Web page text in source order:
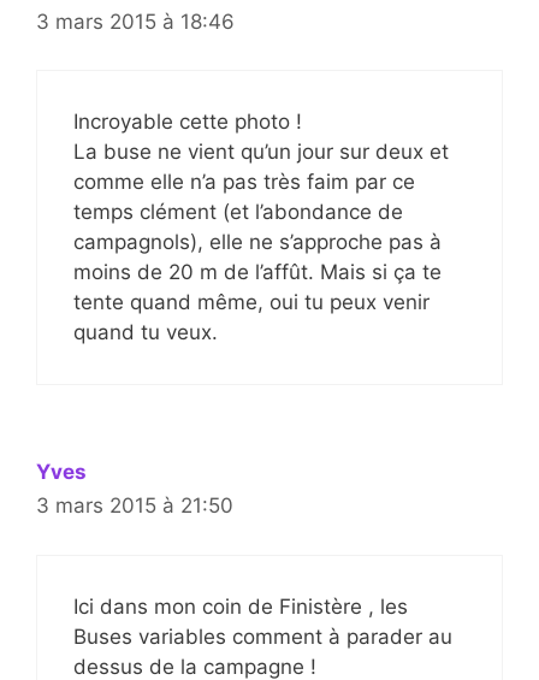
3 mars 2015 à 18:46
Incroyable cette photo !
La buse ne vient qu’un jour sur deux et
comme elle n’a pas très faim par ce
temps clément (et l’abondance de
campagnols), elle ne s’approche pas à
moins de 20 m de l’affût. Mais si ça te
tente quand même, oui tu peux venir
quand tu veux.
Yves
3 mars 2015 à 21:50
Ici dans mon coin de Finistère , les
Buses variables comment à parader au
dessus de la campagne !